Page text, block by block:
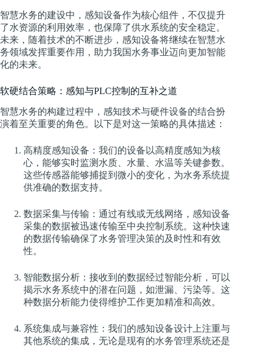
智慧水务的建设中，感知设备作为核心组件，不仅提升
了水资源的利用效率，也保障了供水系统的安全稳定。
未来，随着技术的不断进步，感知设备将继续在智慧水
务领域发挥重要作用，助力我国水务事业迈向更加智能
化的未来。
软硬结合策略：感知与PLC控制的互补之道
智慧水务的构建过程中，感知技术与硬件设备的结合扮
演着至关重要的角色。以下是对这一策略的具体描述：
高精度感知设备：我们的设备以高精度感知为核
心，能够实时监测水质、水量、水温等关键参数。
这些传感器能够捕捉到微小的变化，为水务系统提
供准确的数据支持。
数据采集与传输：通过有线或无线网络，感知设备
采集的数据被迅速传输至中央控制系统。这种快速
的数据传输确保了水务管理决策的及时性和有效
性。
智能数据分析：接收到的数据经过智能分析，可以
揭示水务系统中的潜在问题，如泄漏、污染等。这
种数据分析能力使得维护工作更加精准和高效。
系统集成与兼容性：我们的感知设备设计上注重与
其他系统的集成，无论是现有的水务管理系统还是